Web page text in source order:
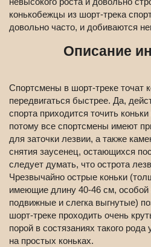
конькобежцы из шорт-трека
довольно часто, и добиваются
Описание
Спортсмены в шорт-треке точат
передвигаться быстрее. Да,
спорта приходится точить
потому все спортсмены имеют
для заточки лезвии, а также
снятия заусенец, остающихся
следует думать, что острота
Чрезвычайно острые коньки
имеющие длину 40-46 см,
подвижные и слегка выгнутые)
шорт-треке проходить очень
порой в состязаниях такого
на простых коньках.